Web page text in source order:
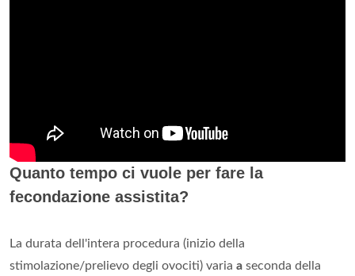
Quanto tempo ci vuole per fare la
fecondazione assistita?
La durata dell'intera procedura (inizio della
stimolazione/prelievo degli ovociti) varia a seconda della